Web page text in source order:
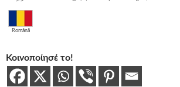
Română
Κοινοποίησέ το!